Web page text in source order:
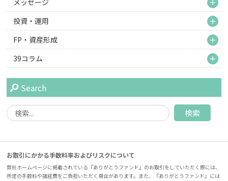
投資・運用
FP・資産形成
39コラム
Search
お取引にかかる手数料率およびリスクについて
弊社ホームページに掲載されている『ありがとうファンド』のお取引をしていただく際には、
所定の手数料や諸経費をご負担いただく場合があります。また、『ありがとうファンド』には